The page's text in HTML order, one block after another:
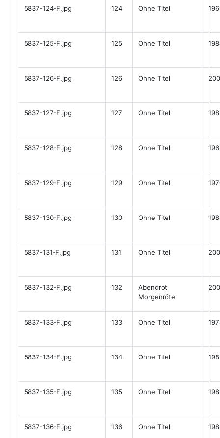
5837-124-F.jpg 124 Ohne Titel
5837-125-F.jpg 125 Ohne Titel
5837-126-F.jpg 126 Ohne Titel
5837-127-F.jpg 127 Ohne Titel
5837-128-F.jpg 128 Ohne Titel
5837-129-F.jpg 129 Ohne Titel
5837-130-F.jpg 130 Ohne Titel
5837-131-F.jpg 131 Ohne Titel
5837-132-F.jpg 132
Abendrot
Morgenröte
5837-133-F.jpg 133 Ohne Titel
5837-134-F.jpg 134 Ohne Titel
5837-135-F.jpg 135 Ohne Titel
5837-136-F.jpg 136 Ohne Titel